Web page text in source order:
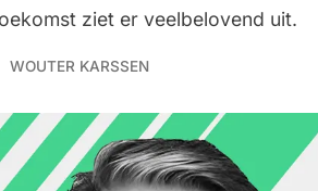
ziet er veelbelovend uit.
WOUTER KARSSEN